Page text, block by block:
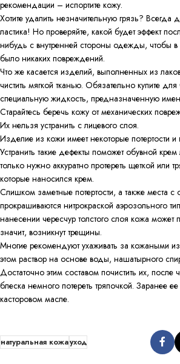
рекомендации – испортите кожу.
Хотите удалить незначительную грязь? Всегда
ластика! Но проверяйте, какой будет эффект
нибудь с внутренней стороны одежды, чтобы в
было никаких повреждений.
Что же касается изделий, выполненных из
чистить мягкой тканью. Обязательно купите
специальную жидкость, предназначенную
Старайтесь беречь кожу от механических
Их нельзя устранить с лицевого слоя.
Изделие из кожи имеет некоторые потертости и
Устранить такие дефекты поможет обувной
только нужно аккуратно протереть щеткой или
которые наносился крем.
Слишком заметные потертости, а также места с
прокрашиваются нитрокраской аэрозольного
нанесении чересчур толстого слоя кожа может
значит, возникнут трещины.
Многие рекомендуют ухаживать за кожаными
этом раствор на основе воды, нашатырного
Достаточно этим составом почистить их, после
блеска немного потереть тряпочкой. Заранее
касторовом масле.
натуральная кожауход